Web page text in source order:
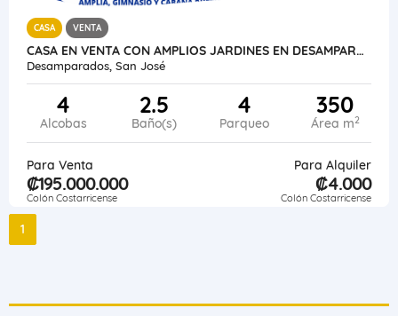
CASA VENTA
CASA EN VENTA CON AMPLIOS JARDINES EN DESAMPARADOS SAN MIGUEL HIGUITO
Desamparados, San José
4
Alcobas
2.5
Baño(s)
4
Parqueo
350
Área m2
Para Venta
₡195.000.000
Colón Costarricense
Para Alquiler
₡4.000
Colón Costarricense
1